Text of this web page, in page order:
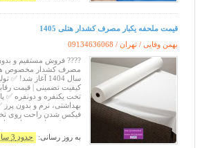
قیمت ملحفه یکبار مصرف کشدار هتلی 1405
بهمن وفایی / تهران / 09134636068
???? فروش مستقیم و
مصرف کشدار مخصوص
سال 1404 آغاز شد!
کیفیت تضمینی | قیمت
بهداشتی، نرم و بدون پرز
فیکس شدن راحت روی
مرتب ✅ مناسب برای
مسافرخانه‌ها، مراکز
به روز رسانی: حدود 3 ساعت پیش